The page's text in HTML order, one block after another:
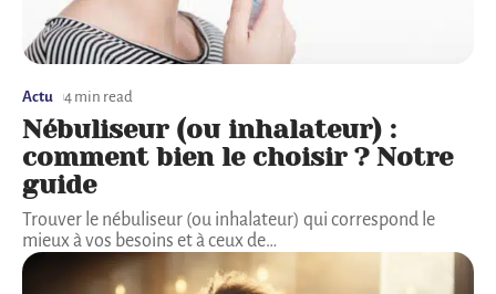
Actu 4 min read
Nébuliseur (ou inhalateur) :
comment bien le choisir ? Notre
guide
Trouver le nébuliseur (ou inhalateur) qui correspond le
mieux à vos besoins et à ceux de…